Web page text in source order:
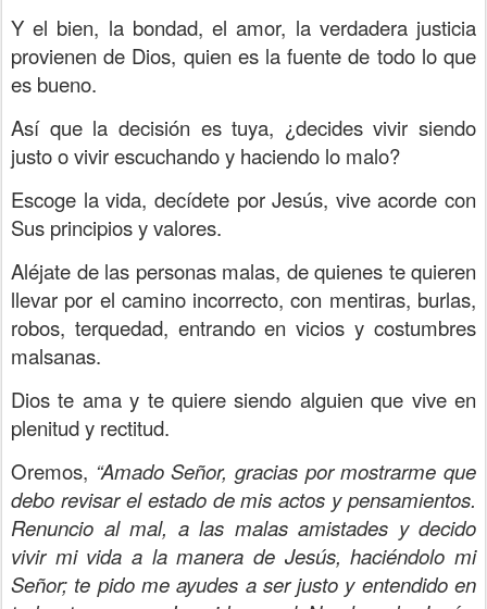
Y el bien, la bondad, el amor, la verdadera justicia
provienen de Dios, quien es la fuente de todo lo que
es bueno.
Así que la decisión es tuya, ¿decides vivir siendo
justo o vivir escuchando y haciendo lo malo?
Escoge la vida, decídete por Jesús, vive acorde con
Sus principios y valores.
Aléjate de las personas malas, de quienes te quieren
llevar por el camino incorrecto, con mentiras, burlas,
robos, terquedad, entrando en vicios y costumbres
malsanas.
Dios te ama y te quiere siendo alguien que vive en
plenitud y rectitud.
Oremos, “Amado Señor, gracias por mostrarme que
debo revisar el estado de mis actos y pensamientos.
Renuncio al mal, a las malas amistades y decido
vivir mi vida a la manera de Jesús, haciéndolo mi
Señor; te pido me ayudes a ser justo y entendido en